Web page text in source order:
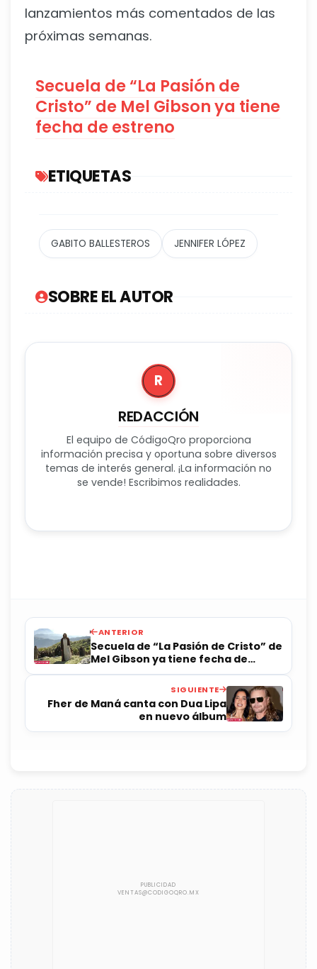
lanzamientos más comentados de las
próximas semanas.
Secuela de “La Pasión de
Cristo” de Mel Gibson ya tiene
fecha de estreno
ETIQUETAS
GABITO BALLESTEROS JENNIFER LÓPEZ
SOBRE EL AUTOR
R
REDACCIÓN
El equipo de CódigoQro proporciona
información precisa y oportuna sobre diversos
temas de interés general. ¡La información no
se vende! Escribimos realidades.
ANTERIOR
Secuela de “La Pasión de Cristo” de
Mel Gibson ya tiene fecha de
estreno
SIGUIENTE
Fher de Maná canta con Dua Lipa
en nuevo álbum